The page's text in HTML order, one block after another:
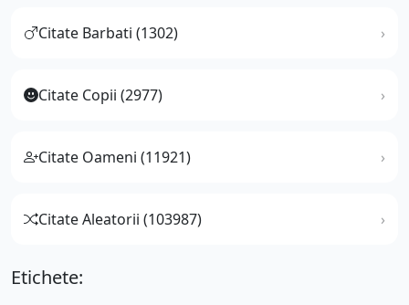
Citate Barbati (1302)
Citate Copii (2977)
Citate Oameni (11921)
Citate Aleatorii (103987)
Etichete: